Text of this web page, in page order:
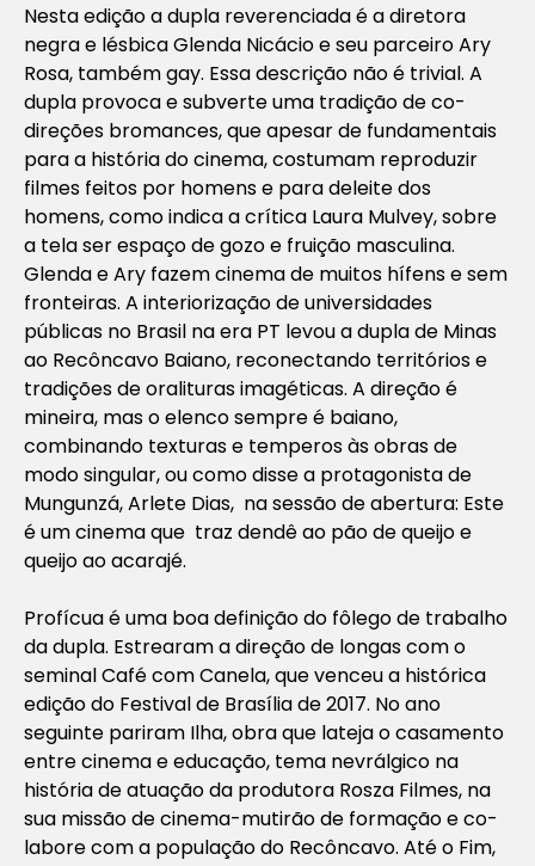
Nesta edição a dupla reverenciada é a diretora
negra e lésbica Glenda Nicácio e seu parceiro Ary
Rosa, também gay. Essa descrição não é trivial. A
dupla provoca e subverte uma tradição de co-
direções bromances, que apesar de fundamentais
para a história do cinema, costumam reproduzir
filmes feitos por homens e para deleite dos
homens, como indica a crítica Laura Mulvey, sobre
a tela ser espaço de gozo e fruição masculina.
Glenda e Ary fazem cinema de muitos hífens e sem
fronteiras. A interiorização de universidades
públicas no Brasil na era PT levou a dupla de Minas
ao Recôncavo Baiano, reconectando territórios e
tradições de oralituras imagéticas. A direção é
mineira, mas o elenco sempre é baiano,
combinando texturas e temperos às obras de
modo singular, ou como disse a protagonista de
Mungunzá, Arlete Dias, na sessão de abertura: Este
é um cinema que traz dendê ao pão de queijo e
queijo ao acarajé.
Profícua é uma boa definição do fôlego de trabalho
da dupla. Estrearam a direção de longas com o
seminalCafé com Canela, que venceu a histórica
edição do Festival de Brasília de 2017. No ano
seguinte pariram Ilha, obra que lateja o casamento
entre cinema e educação, tema nevrálgico na
história de atuação da produtora Rosza Filmes, na
sua missão de cinema-mutirão de formação eco-
laborecom a população do Recôncavo. Até o Fim,